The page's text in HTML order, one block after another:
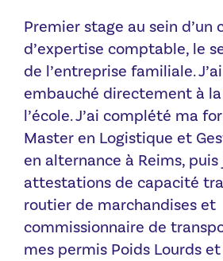
Premier stage au sein d’un
d’expertise comptable, le
de l’entreprise familiale.
embauché directement à
l’école. J’ai complété ma
Master en Logistique et
en alternance à Reims,
attestations de capacité
routier de marchandises et
commissionnaire de
mes permis Poids Lourds